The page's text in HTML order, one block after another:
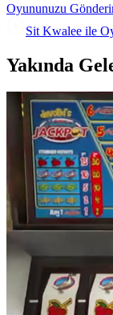
Oyununuzu
Sit Kwalee ile
Yakında